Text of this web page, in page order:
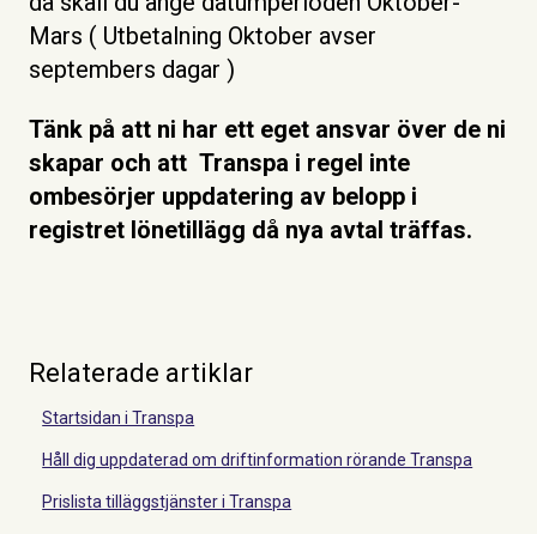
Mars ( Utbetalning Oktober avser
septembers dagar )
Tänk på att ni har ett eget ansvar över de ni
skapar och att Transpa i regel inte
ombesörjer uppdatering av belopp i
registret lönetillägg då nya avtal träffas.
Relaterade artiklar
Startsidan i Transpa
Håll dig uppdaterad om driftinformation rörande Transpa
Prislista tilläggstjänster i Transpa